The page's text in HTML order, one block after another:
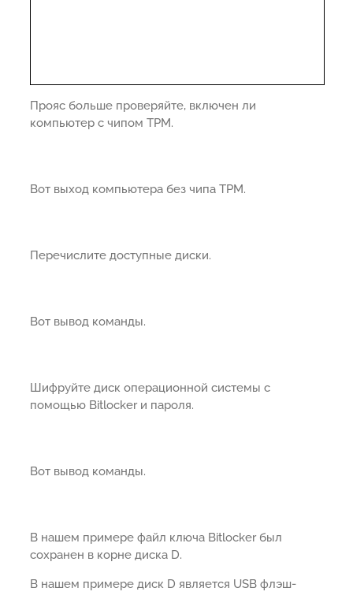
Прояс больше проверяйте, включен ли
компьютер с чипом TPM.
Вот выход компьютера без чипа TPM.
Перечислите доступные диски.
Вот вывод команды.
Шифруйте диск операционной системы с
помощью Bitlocker и пароля.
Вот вывод команды.
В нашем примере файл ключа Bitlocker был
сохранен в корне диска D.
В нашем примере диск D является USB флэш-